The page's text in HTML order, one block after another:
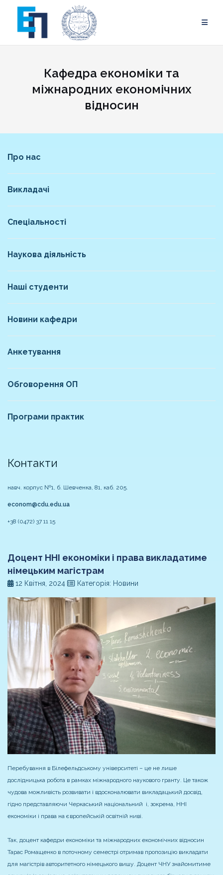
content
Кафедра економіки та
міжнародних економічних
відносин
Про нас
Викладачі
Спеціальності
Наукова діяльність
Наші студенти
Новини кафедри
Анкетування
Обговорення ОП
Програми практик
Контакти
навч. корпус №1, б. Шевченка, 81, каб. 205.
econom@cdu.edu.ua
+38 (0472) 37 11 15
Доцент ННІ економіки і права викладатиме
німецьким магістрам
12 Квітня, 2024 Категорія: Новини
Перебування в Білефельдському університеті – це не лише
дослідницька робота в рамках міжнародного наукового гранту. Це також
чудова можливість розвивати і вдосконалювати викладацький досвід,
гідно представляючи Черкаський національний і, зокрема, ННІ
економіки і права на європейській освітній ниві.
Так, доцент кафедри економіки та міжнародних економічних відносин
Тарас Ромащенко в поточному семестрі отримав пропозицію викладати
для магістрів авторитетного німецького вишу. Доцент ЧНУ знайомитиме